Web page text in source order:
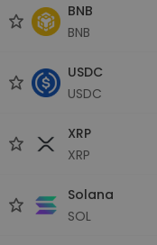
BNB
BNB
USDC
USDC
XRP
XRP
Solana
SOL